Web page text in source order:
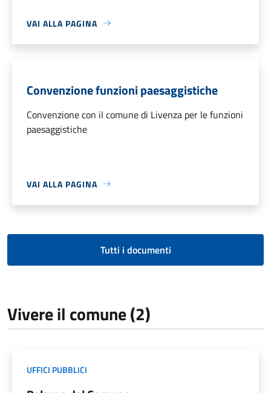
VAI ALLA PAGINA
Convenzione funzioni paesaggistiche
Convenzione con il comune di Livenza per le funzioni
paesaggistiche
VAI ALLA PAGINA
Tutti i documenti
Vivere il comune (2)
UFFICI PUBBLICI